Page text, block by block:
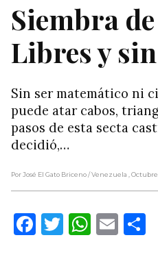
Siembra
Libres y
Sin ser matemático ni
puede atar cabos,
pasos de esta secta
decidió,…
Por José El Gato Briceno/ Venezuela , Octubre
Facebook
Twitter